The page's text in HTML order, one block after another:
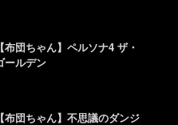
心の軋むとき-
ゴールデン